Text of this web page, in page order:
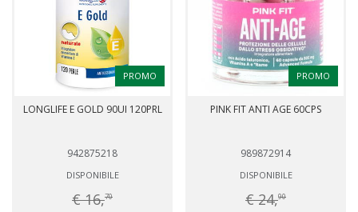
PROMO
LONGLIFE E GOLD 90UI 120PRL
942875218
DISPONIBILE
€ 16,70
PROMO
PINK FIT ANTI AGE 60CPS
989872914
DISPONIBILE
€ 24,90